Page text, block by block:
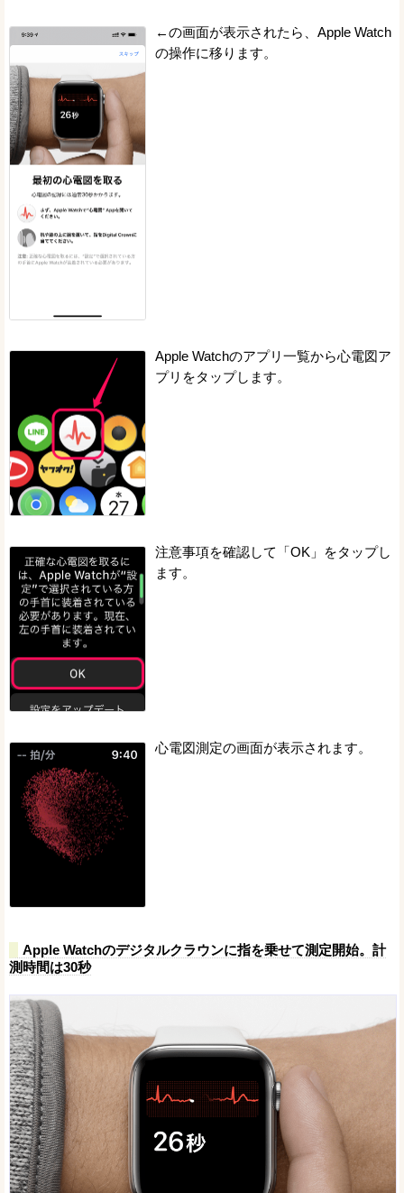
←の画面が表示されたら、Apple Watch
の操作に移ります。
Apple Watchのアプリ一覧から心電図ア
プリをタップします。
注意事項を確認して「OK」をタップし
ます。
心電図測定の画面が表示されます。
Apple Watchのデジタルクラウンに指を乗せて測定開始。計
測時間は30秒